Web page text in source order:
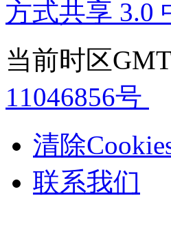
方式共享 3.0
当前时区
11046856号
清除
联系我们